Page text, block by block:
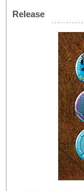
Release